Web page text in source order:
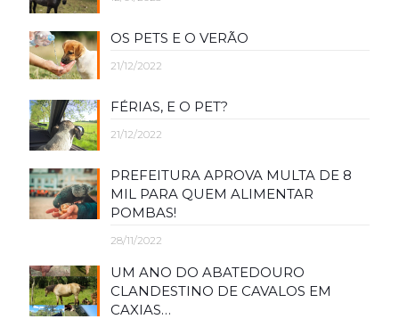
OS PETS E O VERÃO
21/12/2022
FÉRIAS, E O PET?
21/12/2022
PREFEITURA APROVA MULTA DE 8
MIL PARA QUEM ALIMENTAR
POMBAS!
28/11/2022
UM ANO DO ABATEDOURO
CLANDESTINO DE CAVALOS EM
CAXIAS…